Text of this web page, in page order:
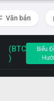
Văn bản
(BTC
)
Biểu